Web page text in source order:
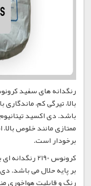
بالا، تیرگی کم،
ممتازی مانند خلوص
برخودار است.
کرونوس 2190
بر پایه حلال می باشد.
رنگ و قابلیت هواخوری